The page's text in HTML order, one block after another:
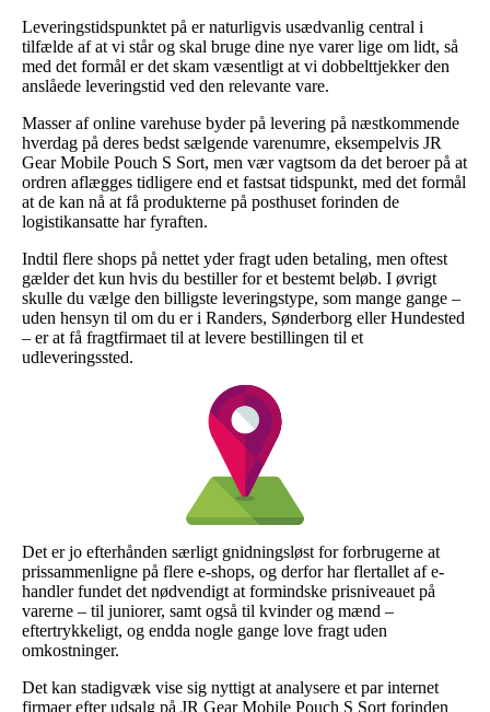
Leveringstidspunktet på er naturligvis usædvanlig central i
tilfælde af at vi står og skal bruge dine nye varer lige om lidt, så
med det formål er det skam væsentligt at vi dobbelttjekker den
anslåede leveringstid ved den relevante vare.
Masser af online varehuse byder på levering på næstkommende
hverdag på deres bedst sælgende varenumre, eksempelvis JR
Gear Mobile Pouch S Sort, men vær vagtsom da det beroer på at
ordren aflægges tidligere end et fastsat tidspunkt, med det formål
at de kan nå at få produkterne på posthuset forinden de
logistikansatte har fyraften.
Indtil flere shops på nettet yder fragt uden betaling, men oftest
gælder det kun hvis du bestiller for et bestemt beløb. I øvrigt
skulle du vælge den billigste leveringstype, som mange gange –
uden hensyn til om du er i Randers, Sønderborg eller Hundested
– er at få fragtfirmaet til at levere bestillingen til et
udleveringssted.
Det er jo efterhånden særligt gnidningsløst for forbrugerne at
prissammenligne på flere e-shops, og derfor har flertallet af e-
handler fundet det nødvendigt at formindske prisniveauet på
varerne – til juniorer, samt også til kvinder og mænd –
eftertrykkeligt, og endda nogle gange love fragt uden
omkostninger.
Det kan stadigvæk vise sig nyttigt at analysere et par internet
firmaer efter udsalg på JR Gear Mobile Pouch S Sort forinden